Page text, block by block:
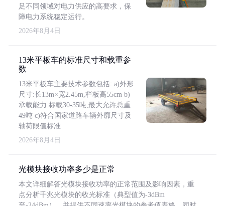
足不同领域对电力供应的高要求，保
障电力系统稳定运行。
2026年8月4日
13米平板车的标准尺寸和载重参
数
13米平板车主要技术参数包括: a)外形
尺寸:长13m×宽2.45m,栏板高55cm b)
承载能力:标载30-35吨,最大允许总重
49吨 c)符合国家道路车辆外廓尺寸及
轴荷限值标准
2026年8月4日
光模块接收功率多少是正常
本文详细解答光模块接收功率的正常范围及影响因素，重
点分析千兆光模块的收光标准（典型值为-3dBm